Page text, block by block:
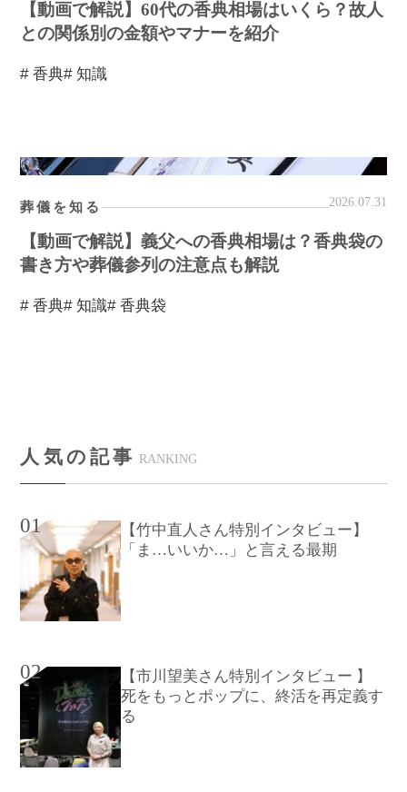
【動画で解説】60代の香典相場はいくら？故人
との関係別の金額やマナーを紹介
# 香典# 知識
葬儀を知る 2026.07.31
【動画で解説】義父への香典相場は？香典袋の
書き方や葬儀参列の注意点も解説
# 香典# 知識# 香典袋
人気の記事 RANKING
01
【竹中直人さん特別インタビュー】
「ま…いいか…」と言える最期
02
【市川望美さん特別インタビュー 】
死をもっとポップに、終活を再定義す
る